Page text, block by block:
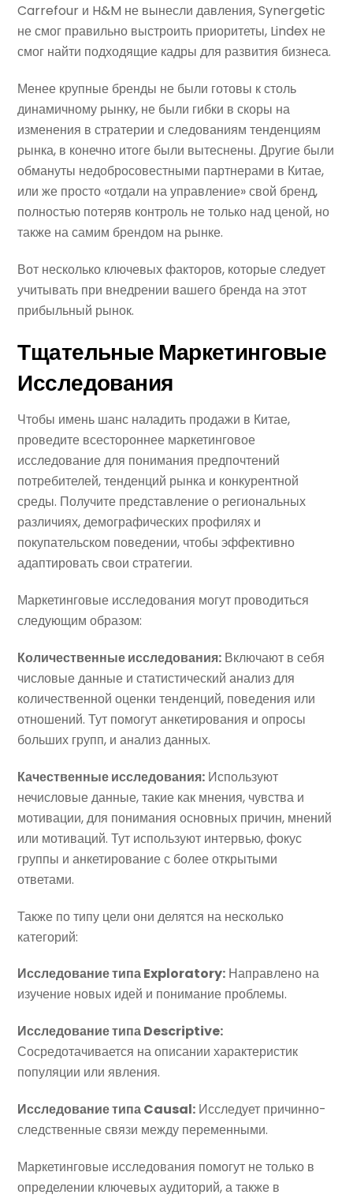
Carrefour и H&M не вынесли давления, Synergetic
не смог правильно выстроить приоритеты, Lindex не
смог найти подходящие кадры для развития бизнеса.
Менее крупные бренды не были готовы к столь
динамичному рынку, не были гибки в скоры на
изменения в стратерии и следованиям тенденциям
рынка, в конечно итоге были вытеснены. Другие были
обмануты недобросовестными партнерами в Китае,
или же просто «отдали на управление» свой бренд,
полностью потеряв контроль не только над ценой, но
также на самим брендом на рынке.
Вот несколько ключевых факторов, которые следует
учитывать при внедрении вашего бренда на этот
прибыльный рынок.
Тщательные Маркетинговые
Исследования
Чтобы имень шанс наладить продажи в Китае,
проведите всестороннее маркетинговое
исследование для понимания предпочтений
потребителей, тенденций рынка и конкурентной
среды. Получите представление о региональных
различиях, демографических профилях и
покупательском поведении, чтобы эффективно
адаптировать свои стратегии.
Маркетинговые исследования могут проводиться
следующим образом:
Количественные исследования: Включают в себя
числовые данные и статистический анализ для
количественной оценки тенденций, поведения или
отношений. Тут помогут анкетирования и опросы
больших групп, и анализ данных.
Качественные исследования: Используют
нечисловые данные, такие как мнения, чувства и
мотивации, для понимания основных причин, мнений
или мотиваций. Тут используют интервью, фокус
группы и анкетирование с более открытыми
ответами.
Также по типу цели они делятся на несколько
категорий:
Исследование типа Exploratory: Направлено на
изучение новых идей и понимание проблемы.
Исследование типа Descriptive:
Сосредотачивается на описании характеристик
популяции или явления.
Исследование типа Causal: Исследует причинно-
следственные связи между переменными.
Маркетинговые исследования помогут не только в
определении ключевых аудиторий, а также в